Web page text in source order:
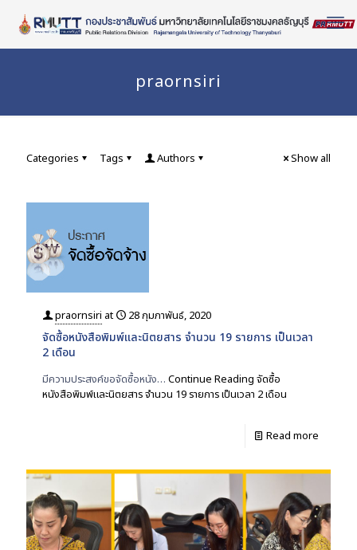
Content
praornsiri
Categories Tags Authors Show all
praornsiri at 28 กุมภาพันธ์, 2020
จัดซื้อหนังสือพิมพ์และนิตยสาร จำนวน 19 รายการ เป็นเวลา
2 เดือน
มีความประสงค์ขอจัดซื้อหนัง… Continue Reading จัดซื้อ
หนังสือพิมพ์และนิตยสาร จำนวน 19 รายการ เป็นเวลา 2 เดือน
Read more